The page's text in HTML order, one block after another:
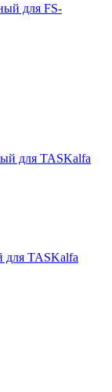
для FS-
для TASKalfa